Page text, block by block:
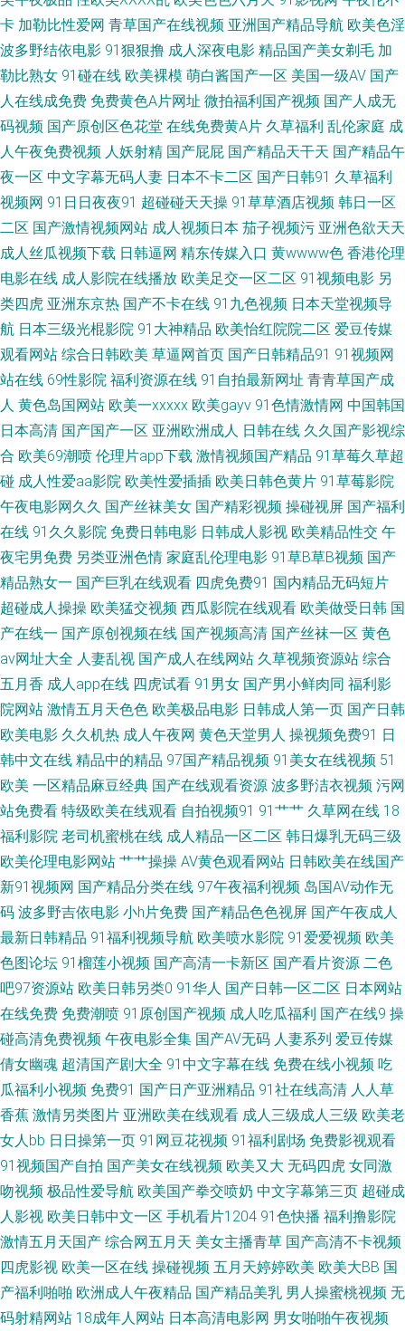
91视频网站 av抖阴91 波多野结衣四级片 国产天堂网 麻豆传媒吴梦梦 欧美性
爱做五月天 熟女少妇一二区 亚洲成人电影免费 91视频91啪啪 爱豆TV传媒免
费 浮力草草视频 黄色三级片视频 久久超碰香蕉 欧美日黄 日韩另类a片 天天
操视频网站 一区一区精华液 91大片成人痘音 av搬运工 东京热亚洲色图 后入
污导航 AV手机天堂网 成人午夜剧场福利 国产视频传媒色 久久这里有精品 欧
美精品另类 日韩欧美福利导航 亚洲久色 91成人视频 97福利导航 爱豆传媒
TVxX 国产97色 激情人妻综合 另类AV激情 欧美一二三 日韩高清电影 亚洲成
人午夜天堂 91视频在线 白丝足交在线 福利视频导航网站 狼友最新福利网站
欧日美视频在 日韩一一 香蕉视频在线下载 91h人妻网站 www含蓄草 福利社
一区 激情日韩无码 伦理片大香蕉 人妖狼人另类 五月天肏屄网 在线天堂资源
亚洲 91视频免费观看 a欧美性爱 福利视频成人A片 黄色小网站入口站 蜜桃
91日韩 人人超碰人人操 午夜成人天堂 91草碰 97色论精品 超碰碰国产 国产
社地址 超碰va 国产一线在线观看 老司机午夜精品 人妻av资源导航 午夜寂寞
视频 91粉色情人 www国产www 丁香五月手机综合 韩日无码片 欧美无砖砖
区免费 色图另类欧美 在线视频第六页 97色黄页大全网 成人a级网 韩国成人A
级av 美女黄ww 日本a级啪在线看 午夜专区 91做爱高清 抖阴福利 九一麻豆
另类ts 麻豆传媒香蕉 日韩三级av 影视先锋操 91影视网卡颜 成人网大香蕉 精
品艹爱 欧美中文成人 无码专区伦理三级 91白丝少妇 AV超碰导航 福利社av
老湿影院福利区 日本片网址 午夜天堂精品区 91内射社频 超碰碰成人 国产视
频第一页 萌白酱一线天白丝 日韩国产对白 亚洲区bt国产 99色色网 国产传媒
第九页 久久先锋视频 日韩av三级片 性爱麻豆传媒 超碰91夫妻 日韩蜜臀91
超碰日韩伪娘精品 色色综合站 亚洲黄色在线看 韩日av无码 超碰大香蕉 婷婷
伊人网 av天堂电影网 久久神马私人 欧美在线性生活 狼人综合婷婷五月 久久
天天伊人 天天久久视频 99色色超碰 av资源网址 蜜桃av先锋影院 色色网五月
论 91桃色国产探花 国产人妖丝袜 久草免费福利在 欧美性爱精品一区 天堂日
卡 加勒比性爱网 青草国产在线视频 亚洲国产精品导航 欧美色淫
波多野结依电影 91狠狠撸 成人深夜电影 精品国产美女剃毛 加
勒比熟女 91碰在线 欧美裸模 萌白酱国产一区 美国一级AV 国产
人在线成免费 免费黄色A片网址 微拍福利国产视频 国产人成无
码视频 国产原创区色花堂 在线免费黄A片 久草福利 乱伦家庭 成
人午夜免费视频 人妖射精 国产屁屁 国产精品天干天 国产精品午
夜一区 中文字幕无码人妻 日本不卡二区 国产日韩91 久草福利
视频网 91日日夜夜91 超碰碰天天操 91草草酒店视频 韩日一区
二区 国产激情视频网站 成人视频日本 茄子视频污 亚洲色欲天天
成人丝瓜视频下载 日韩逼网 精东传媒入口 黄wwww色 香港伦理
电影在线 成人影院在线播放 欧美足交一区二区 91视频电影 另
类四虎 亚洲东京热 国产不卡在线 91九色视频 日本天堂视频导
航 日本三级光棍影院 91大神精品 欧美怡红院院二区 爱豆传媒
观看网站 综合日韩欧美 草逼网首页 国产日韩精品91 91视频网
站在线 69性影院 福利资源在线 91自拍最新网址 青青草国产成
人 黄色岛国网站 欧美一xxxxx 欧美gayv 91色情激情网 中国韩国
日本高清 国产国产一区 亚洲欧洲成人 日韩在线 久久国产影视综
合 欧美69潮喷 伦理片app下载 激情视频国产精品 91草莓久草超
碰 成人性爱aa影院 欧美性爱插插 欧美日韩色黄片 91草莓影院
午夜电影网久久 国产丝袜美女 国产精彩视频 操碰视屏 国产福利
在线 91久久影院 免费日韩电影 日韩成人影视 欧美精品性交 午
夜宅男免费 另类亚洲色情 家庭乱伦理电影 91草B草B视频 国产
精品熟女一 国产巨乳在线观看 四虎免费91 国内精品无码短片
超碰成人操操 欧美猛交视频 西瓜影院在线观看 欧美做受日韩 国
产在线一 国产原创视频在线 国产视频高清 国产丝袜一区 黄色
av网址大全 人妻乱视 国产成人在线网站 久草视频资源站 综合
五月香 成人app在线 四虎试看 91男女 国产男小鲜肉同 福利影
院网站 激情五月天色色 欧美极品电影 日韩成人第一页 国产日韩
欧美电影 久久机热 成人午夜网 黄色天堂男人 操视频免费91 日
韩中文在线 精品中的精品 97国产精品视频 91美女在线视频 51
欧美 一区精品麻豆经典 国产在线观看资源 波多野洁衣视频 污网
站免费看 特级欧美在线观看 自拍视频91 91艹艹 久草网在线 18
福利影院 老司机蜜桃在线 成人精品一区二区 韩日爆乳无码三级
欧美伦理电影网站 艹艹操操 AV黄色观看网站 日韩欧美在线国产
新91视频网 国产精品分类在线 97午夜福利视频 岛国AV动作无
码 波多野吉依电影 小h片免费 国产精品色色视屏 国产午夜成人
最新日韩精品 91福利视频导航 欧美喷水影院 91爱爱视频 欧美
色图论坛 91榴莲小视频 国产高清一卡新区 国产看片资源 二色
吧97资源站 欧美日韩另类0 91华人 国产日韩一区二区 日本网站
在线免费 免费潮喷 91原创国产视频 成人吃瓜福利 国产在线9 操
碰高清免费视频 午夜电影全集 国产AV无码 人妻系列 爱豆传媒
倩女幽魂 超清国产剧大全 91中文字幕在线 免费在线小视频 吃
瓜福利小视频 免费91 国产日产亚洲精品 91社在线高清 人人草
香蕉 激情另类图片 亚洲欧美在线观看 成人三级成人三级 欧美老
女人bb 日日操第一页 91网豆花视频 91福利剧场 免费影视观看
91视频国产自拍 国产美女在线视频 欧美又大 无码四虎 女同激
吻视频 极品性爱导航 欧美国产拳交喷奶 中文字幕第三页 超碰成
人影视 欧美日韩中文一区 手机看片1204 91色快播 福利撸影院
激情五月天国产 综合网五月天 美女主播青草 国产高清不卡视频
四虎影视 欧美一区在线 操碰视频 五月天婷婷欧美 欧美大BB 国
产福利啪啪 欧洲成人午夜精品 国产精品美乳 男人操蜜桃视频 无
码射精网站 18成年人网站 日本高清电影网 男女啪啪午夜视频